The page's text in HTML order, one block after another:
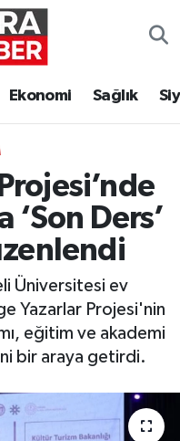
Ekonomi Sağlık
‘Son Ders’
Üniversitesi ev
Yazarlar Projesi'nin
eğitim ve akademi
bir araya getirdi.